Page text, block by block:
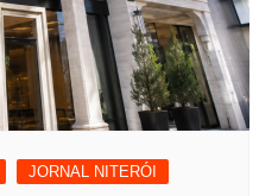
JORNAL NITERÓI